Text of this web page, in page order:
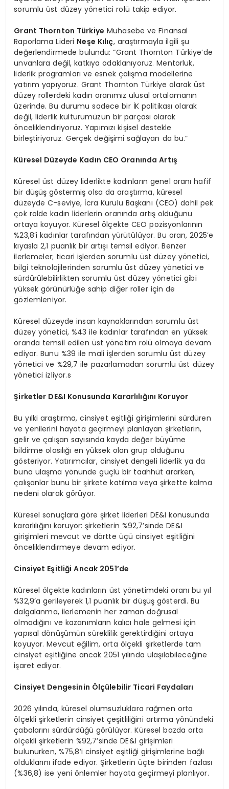
sorumlu üst düzey yönetici rolü takip ediyor.
Grant Thornton Türkiye Muhasebe ve Finansal
Raporlama Lideri Neşe Kılıç, araştırmayla ilgili şu
değerlendirmede bulundu: “Grant Thornton Türkiye’de
unvanlara değil, katkıya odaklanıyoruz. Mentorluk,
liderlik programları ve esnek çalışma modellerine
yatırım yapıyoruz. Grant Thornton Türkiye olarak üst
düzey rollerdeki kadın oranımız ulusal ortalamanın
üzerinde. Bu durumu sadece bir İK politikası olarak
değil, liderlik kültürümüzün bir parçası olarak
önceliklendiriyoruz. Yapımızı kişisel destekle
birleştiriyoruz. Gerçek değişimi sağlayan da bu.”
Küresel Düzeyde Kadın CEO Oranında Artış
Küresel üst düzey liderlikte kadınların genel oranı hafif
bir düşüş göstermiş olsa da araştırma, küresel
düzeyde C-seviye, İcra Kurulu Başkanı (CEO) dahil pek
çok rolde kadın liderlerin oranında artış olduğunu
ortaya koyuyor. Küresel ölçekte CEO pozisyonlarının
%23,8’i kadınlar tarafından yürütülüyor. Bu oran, 2025’e
kıyasla 2,1 puanlık bir artışı temsil ediyor. Benzer
ilerlemeler; ticari işlerden sorumlu üst düzey yönetici,
bilgi teknolojilerinden sorumlu üst düzey yönetici ve
sürdürülebilirlikten sorumlu üst düzey yönetici gibi
yüksek görünürlüğe sahip diğer roller için de
gözlemleniyor.
Küresel düzeyde insan kaynaklarından sorumlu üst
düzey yönetici, %43 ile kadınlar tarafından en yüksek
oranda temsil edilen üst yönetim rolü olmaya devam
ediyor. Bunu %39 ile mali işlerden sorumlu üst düzey
yönetici ve %29,7 ile pazarlamadan sorumlu üst düzey
yönetici izliyor.s
Şirketler DE&I Konusunda Kararlılığını Koruyor
Bu yılki araştırma, cinsiyet eşitliği girişimlerini sürdüren
ve yenilerini hayata geçirmeyi planlayan şirketlerin,
gelir ve çalışan sayısında kayda değer büyüme
bildirme olasılığı en yüksek olan grup olduğunu
gösteriyor. Yatırımcılar, cinsiyet dengeli liderlik ya da
buna ulaşma yönünde güçlü bir taahhüt ararken,
çalışanlar bunu bir şirkete katılma veya şirkette kalma
nedeni olarak görüyor.
Küresel sonuçlara göre şirket liderleri DE&I konusunda
kararlılığını koruyor: şirketlerin %92,7’sinde DE&I
girişimleri mevcut ve dörtte üçü cinsiyet eşitliğini
önceliklendirmeye devam ediyor.
Cinsiyet Eşitliği Ancak 2051’de
Küresel ölçekte kadınların üst yönetimdeki oranı bu yıl
%32,9’a gerileyerek 1,1 puanlık bir düşüş gösterdi. Bu
dalgalanma, ilerlemenin her zaman doğrusal
olmadığını ve kazanımların kalıcı hale gelmesi için
yapısal dönüşümün süreklilik gerektirdiğini ortaya
koyuyor. Mevcut eğilim, orta ölçekli şirketlerde tam
cinsiyet eşitliğine ancak 2051 yılında ulaşılabileceğine
işaret ediyor.
Cinsiyet Dengesinin Ölçülebilir Ticari Faydaları
2026 yılında, küresel olumsuzluklara rağmen orta
ölçekli şirketlerin cinsiyet çeşitliliğini artırma yönündeki
çabalarını sürdürdüğü görülüyor. Küresel bazda orta
ölçekli şirketlerin %92,7’sinde DE&I girişimleri
bulunurken, %75,8’i cinsiyet eşitliği girişimlerine bağlı
olduklarını ifade ediyor. Şirketlerin üçte birinden fazlası
(%36,8) ise yeni önlemler hayata geçirmeyi planlıyor.